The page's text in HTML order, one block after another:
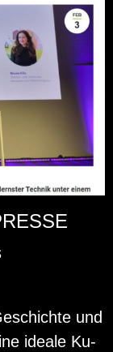
und
idea­le Ku­